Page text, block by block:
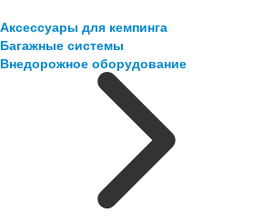
Аксессуары для кемпинга
Багажные системы
Внедорожное оборудование